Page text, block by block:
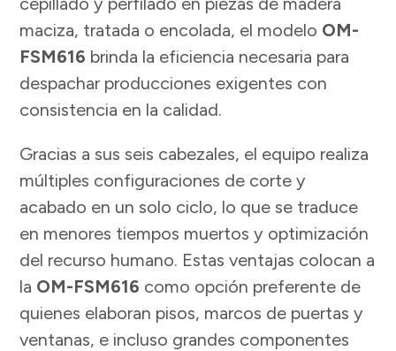
maciza, tratada o encolada, el modelo OM-
FSM616 brinda la eficiencia necesaria para
despachar producciones exigentes con
consistencia en la calidad.
Gracias a sus seis cabezales, el equipo realiza
múltiples configuraciones de corte y
acabado en un solo ciclo, lo que se traduce
en menores tiempos muertos y optimización
del recurso humano. Estas ventajas colocan a
la OM-FSM616 como opción preferente de
quienes elaboran pisos, marcos de puertas y
ventanas, e incluso grandes componentes